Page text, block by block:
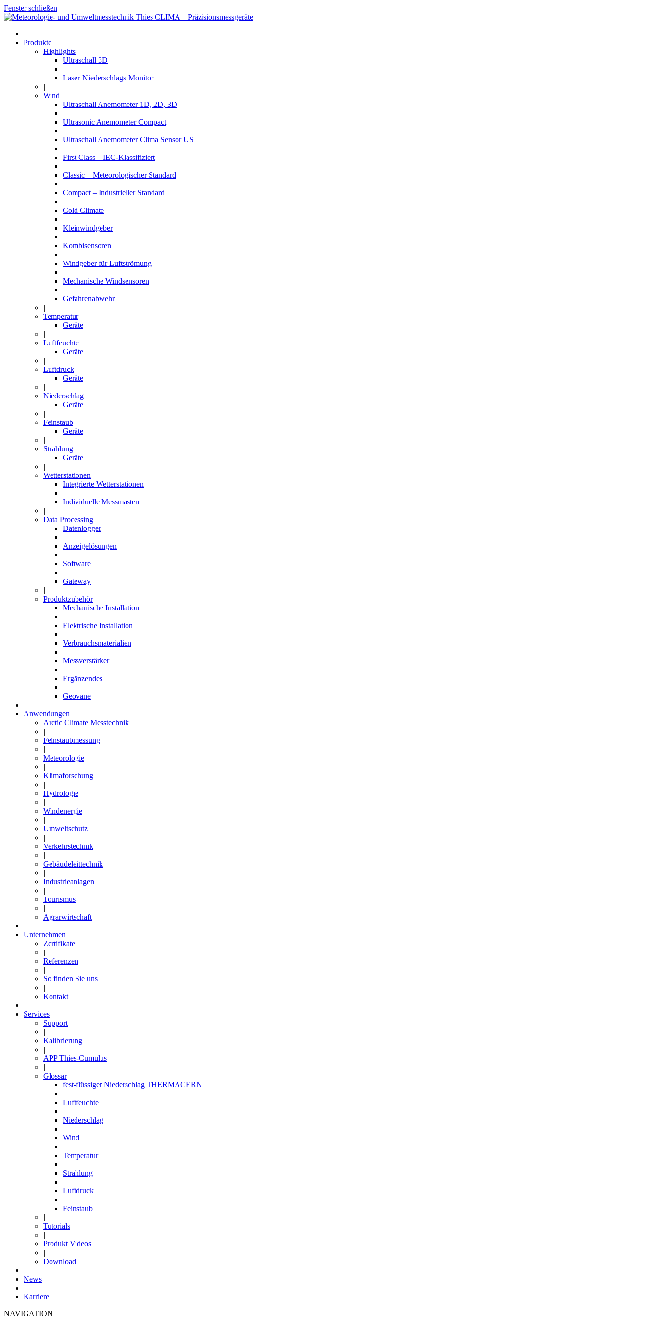
Fenster schließen
|
Produkte
Highlights
Ultraschall 3D
|
Laser-Niederschlags-Monitor
|
Wind
Ultraschall Anemometer 1D, 2D, 3D
|
Ultrasonic Anemometer Compact
|
Ultraschall Anemometer Clima Sensor US
|
First Class – IEC-Klassifiziert
|
Classic – Meteorologischer Standard
|
Compact – Industrieller Standard
|
Cold Climate
|
Kleinwindgeber
|
Kombisensoren
|
Windgeber für Luftströmung
|
Mechanische Windsensoren
|
Gefahrenabwehr
|
Temperatur
Geräte
|
Luftfeuchte
Geräte
|
Luftdruck
Geräte
|
Niederschlag
Geräte
|
Feinstaub
Geräte
|
Strahlung
Geräte
|
Wetterstationen
Integrierte Wetterstationen
|
Individuelle Messmasten
|
Data Processing
Datenlogger
|
Anzeigelösungen
|
Software
|
Gateway
|
Produktzubehör
Mechanische Installation
|
Elektrische Installation
|
Verbrauchsmaterialien
|
Messverstärker
|
Ergänzendes
|
Geovane
|
Anwendungen
Arctic Climate Messtechnik
|
Feinstaubmessung
|
Meteorologie
|
Klimaforschung
|
Hydrologie
|
Windenergie
|
Umweltschutz
|
Verkehrstechnik
|
Gebäudeleittechnik
|
Industrieanlagen
|
Tourismus
|
Agrarwirtschaft
|
Unternehmen
Zertifikate
|
Referenzen
|
So finden Sie uns
|
Kontakt
|
Services
Support
|
Kalibrierung
|
APP Thies-Cumulus
|
Glossar
fest-flüssiger Niederschlag THERMACERN
|
Luftfeuchte
|
Niederschlag
|
Wind
|
Temperatur
|
Strahlung
|
Luftdruck
|
Feinstaub
|
Tutorials
|
Produkt Videos
|
Download
|
News
|
Karriere
NAVIGATION